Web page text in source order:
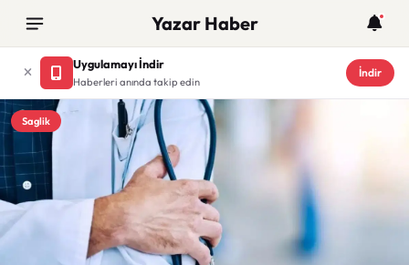
Yazar Haber
Uygulamayı İndir
Haberleri anında takip edin
İndir
Saglik